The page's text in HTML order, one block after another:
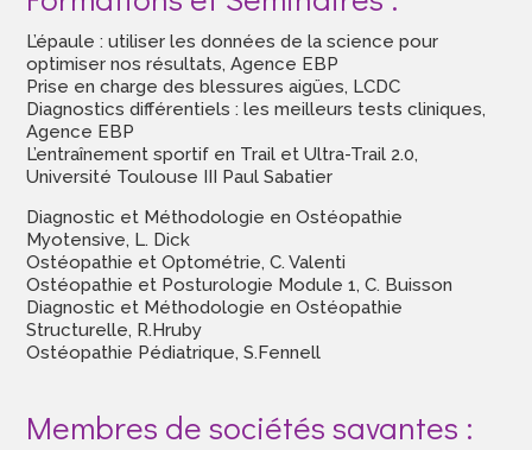
L’épaule : utiliser les données de la science pour
optimiser nos résultats, Agence EBP
Prise en charge des blessures aigües, LCDC
Diagnostics différentiels : les meilleurs tests cliniques,
Agence EBP
L’entraînement sportif en Trail et Ultra-Trail 2.0,
Université Toulouse III Paul Sabatier
Diagnostic et Méthodologie en Ostéopathie
Myotensive, L. Dick
Ostéopathie et Optométrie, C. Valenti
Ostéopathie et Posturologie Module 1, C. Buisson
Diagnostic et Méthodologie en Ostéopathie
Structurelle, R.Hruby
Ostéopathie Pédiatrique, S.Fennell
Membres de sociétés savantes :